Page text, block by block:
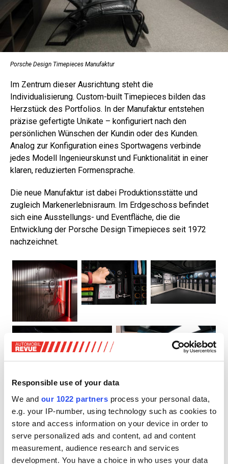
Responsible use of your data
We and our 1022 partners process your personal data,
e.g. your IP-number, using technology such as cookies to
store and access information on your device in order to
serve personalized ads and content, ad and content
measurement, audience research and services
development. You have a choice in who uses your data
Porsche Design Timepieces Manufaktur
Im Zentrum dieser Ausrichtung steht die
Individualisierung. Custom-built Timepieces bilden das
Herzstück des Portfolios. In der Manufaktur entstehen
präzise gefertigte Unikate – konfiguriert nach den
persönlichen Wünschen der Kundin oder des Kunden.
Analog zur Konfiguration eines Sportwagens verbinde
jedes Modell Ingenieurskunst und Funktionalität in einer
klaren, reduzierten Formensprache.
Die neue Manufaktur ist dabei Produktionsstätte und
zugleich Markenerlebnisraum. Im Erdgeschoss befindet
sich eine Ausstellungs- und Eventfläche, die die
Entwicklung der Porsche Design Timepieces seit 1972
nachzeichnet.
Porsche Design Timepieces Manufaktur. Zum Vergrössern anklicken!
Der Konfigurationsbereich, die sogenannte Fitting Lounge,
bietet Kundinnen und Kunden die Möglichkeit, ein custom-
built Timepiece direkt vor Ort zu gestalten und nach der
individuellen Fertigung dort abzuholen.